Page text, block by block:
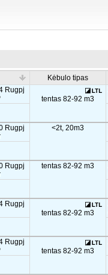
Kėbulo tipas
Rugpj
tentas 82-92 m3
Rugpj
<2t, 20m3
Rugpj
tentas 82-92 m3
Rugpj
tentas 82-92 m3
Rugpj
tentas 82-92 m3